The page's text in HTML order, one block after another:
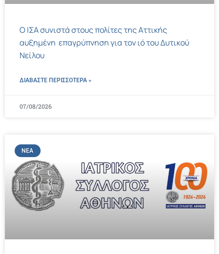
Ο ΙΣΑ συνιστά στους πολίτες της Αττικής
αυξημένη επαγρύπνηση για τον ιό του Δυτικού
Νείλου
ΔΙΑΒΑΣΤΕ ΠΕΡΙΣΣΌΤΕΡΑ »
07/08/2026
ΝΈΑ